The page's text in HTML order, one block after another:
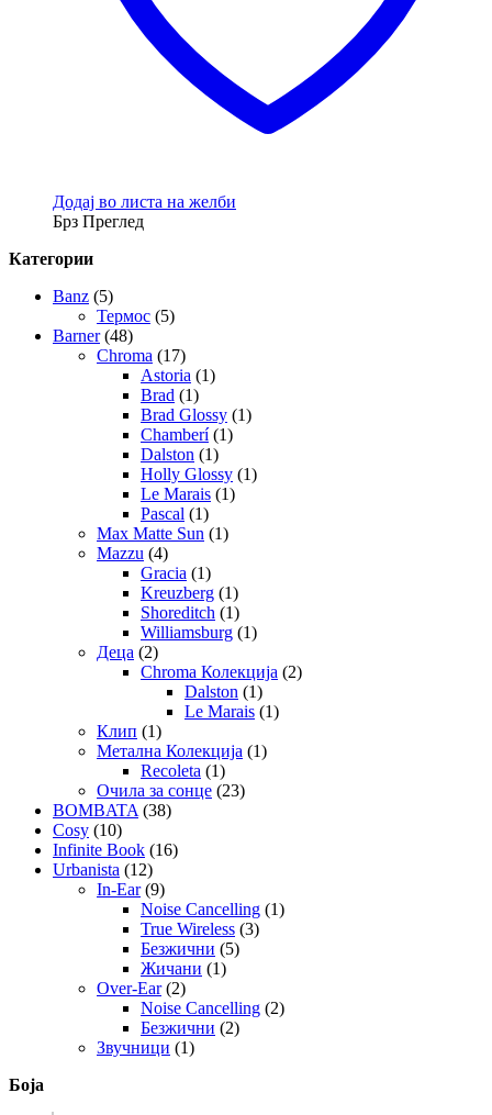
Додај во листа на желби
Брз Преглед
Категории
Banz (5)
Термос (5)
Barner (48)
Chroma (17)
Astoria (1)
Brad (1)
Brad Glossy (1)
Chamberí (1)
Dalston (1)
Holly Glossy (1)
Le Marais (1)
Pascal (1)
Max Matte Sun (1)
Mazzu (4)
Gracia (1)
Kreuzberg (1)
Shoreditch (1)
Williamsburg (1)
Деца (2)
Chroma Колекција (2)
Dalston (1)
Le Marais (1)
Клип (1)
Метална Колекција (1)
Recoleta (1)
Очила за сонце (23)
BOMBATA (38)
Cosy (10)
Infinite Book (16)
Urbanista (12)
In-Ear (9)
Noise Cancelling (1)
True Wireless (3)
Безжични (5)
Жичани (1)
Over-Ear (2)
Noise Cancelling (2)
Безжични (2)
Звучници (1)
Боја